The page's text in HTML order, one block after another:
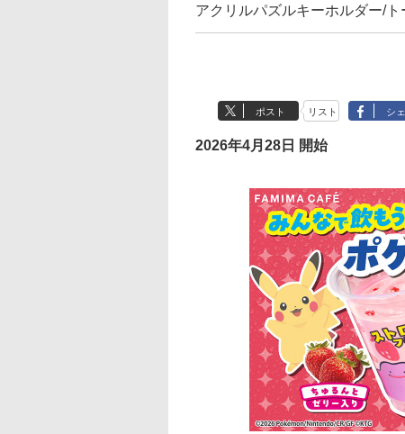
アクリルパズルキーホルダー/
ポスト リスト シ
2026年4月28日 開始